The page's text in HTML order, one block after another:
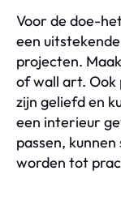
Voor de doe-
een
projecten.
of wall art. Ook
zijn geliefd en
een interieur
passen,
worden tot